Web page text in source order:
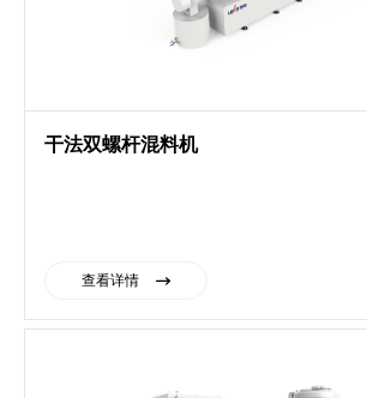
干法双螺杆混料机
查看详情